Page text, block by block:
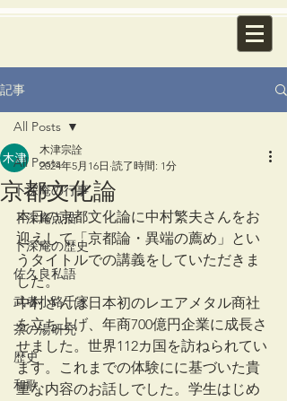
記事
All Posts
卜深庵の行事
卜深庵点描
卜深庵の歴史
佐久良私語
武者小路千家
茶の湯研究
歴史
和歌
All Posts
京都文化論
木津宗詮
2024年5月16日 読了時間: 1分
本日の京都文化論に中村繁夫さんをお
迎えして「京都論・異端の薦め」とい
うタイトルでの講義をしていただきま
した。
中村さんは日本初のレエアメタル商社
を立ち上げ、年商700億円企業に成長さ
せました。世界112カ国を訪ねられてい
ます。これまでの体験にに基づいた貴
重な内容のお話しでした。学生はじめ